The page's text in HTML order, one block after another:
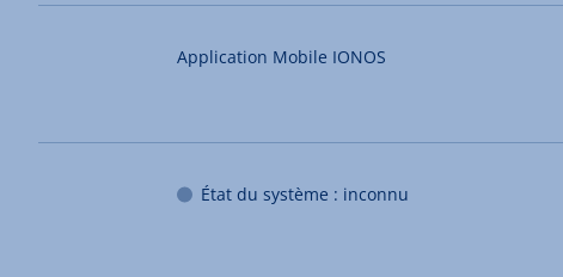
Application Mobile IONOS
État du système : inconnu